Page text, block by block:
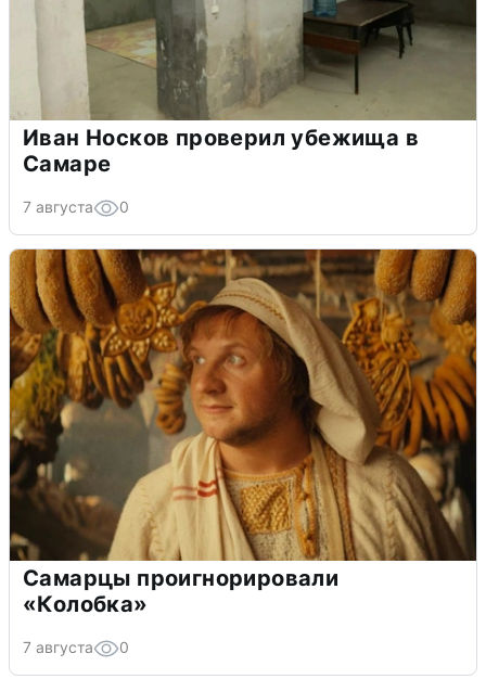
Иван Носков проверил убежища в
Самаре
7 августа 0
Самарцы проигнорировали
«Колобка»
7 августа 0